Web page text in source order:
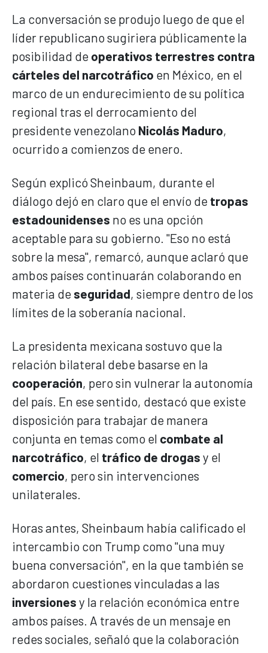
La conversación se produjo luego de que el
líder republicano sugiriera públicamente la
posibilidad de operativos terrestres contra
cárteles del narcotráfico en México, en el
marco de un endurecimiento de su política
regional tras el derrocamiento del
presidente venezolano Nicolás Maduro,
ocurrido a comienzos de enero.
Según explicó Sheinbaum, durante el
diálogo dejó en claro que el envío de tropas
estadounidenses no es una opción
aceptable para su gobierno. "Eso no está
sobre la mesa", remarcó, aunque aclaró que
ambos países continuarán colaborando en
materia de seguridad, siempre dentro de los
límites de la soberanía nacional.
La presidenta mexicana sostuvo que la
relación bilateral debe basarse en la
cooperación, pero sin vulnerar la autonomía
del país. En ese sentido, destacó que existe
disposición para trabajar de manera
conjunta en temas como el combate al
narcotráfico, el tráfico de drogas y el
comercio, pero sin intervenciones
unilaterales.
Horas antes, Sheinbaum había calificado el
intercambio con Trump como "una muy
buena conversación", en la que también se
abordaron cuestiones vinculadas a las
inversiones y la relación económica entre
ambos países. A través de un mensaje en
redes sociales, señaló que la colaboración